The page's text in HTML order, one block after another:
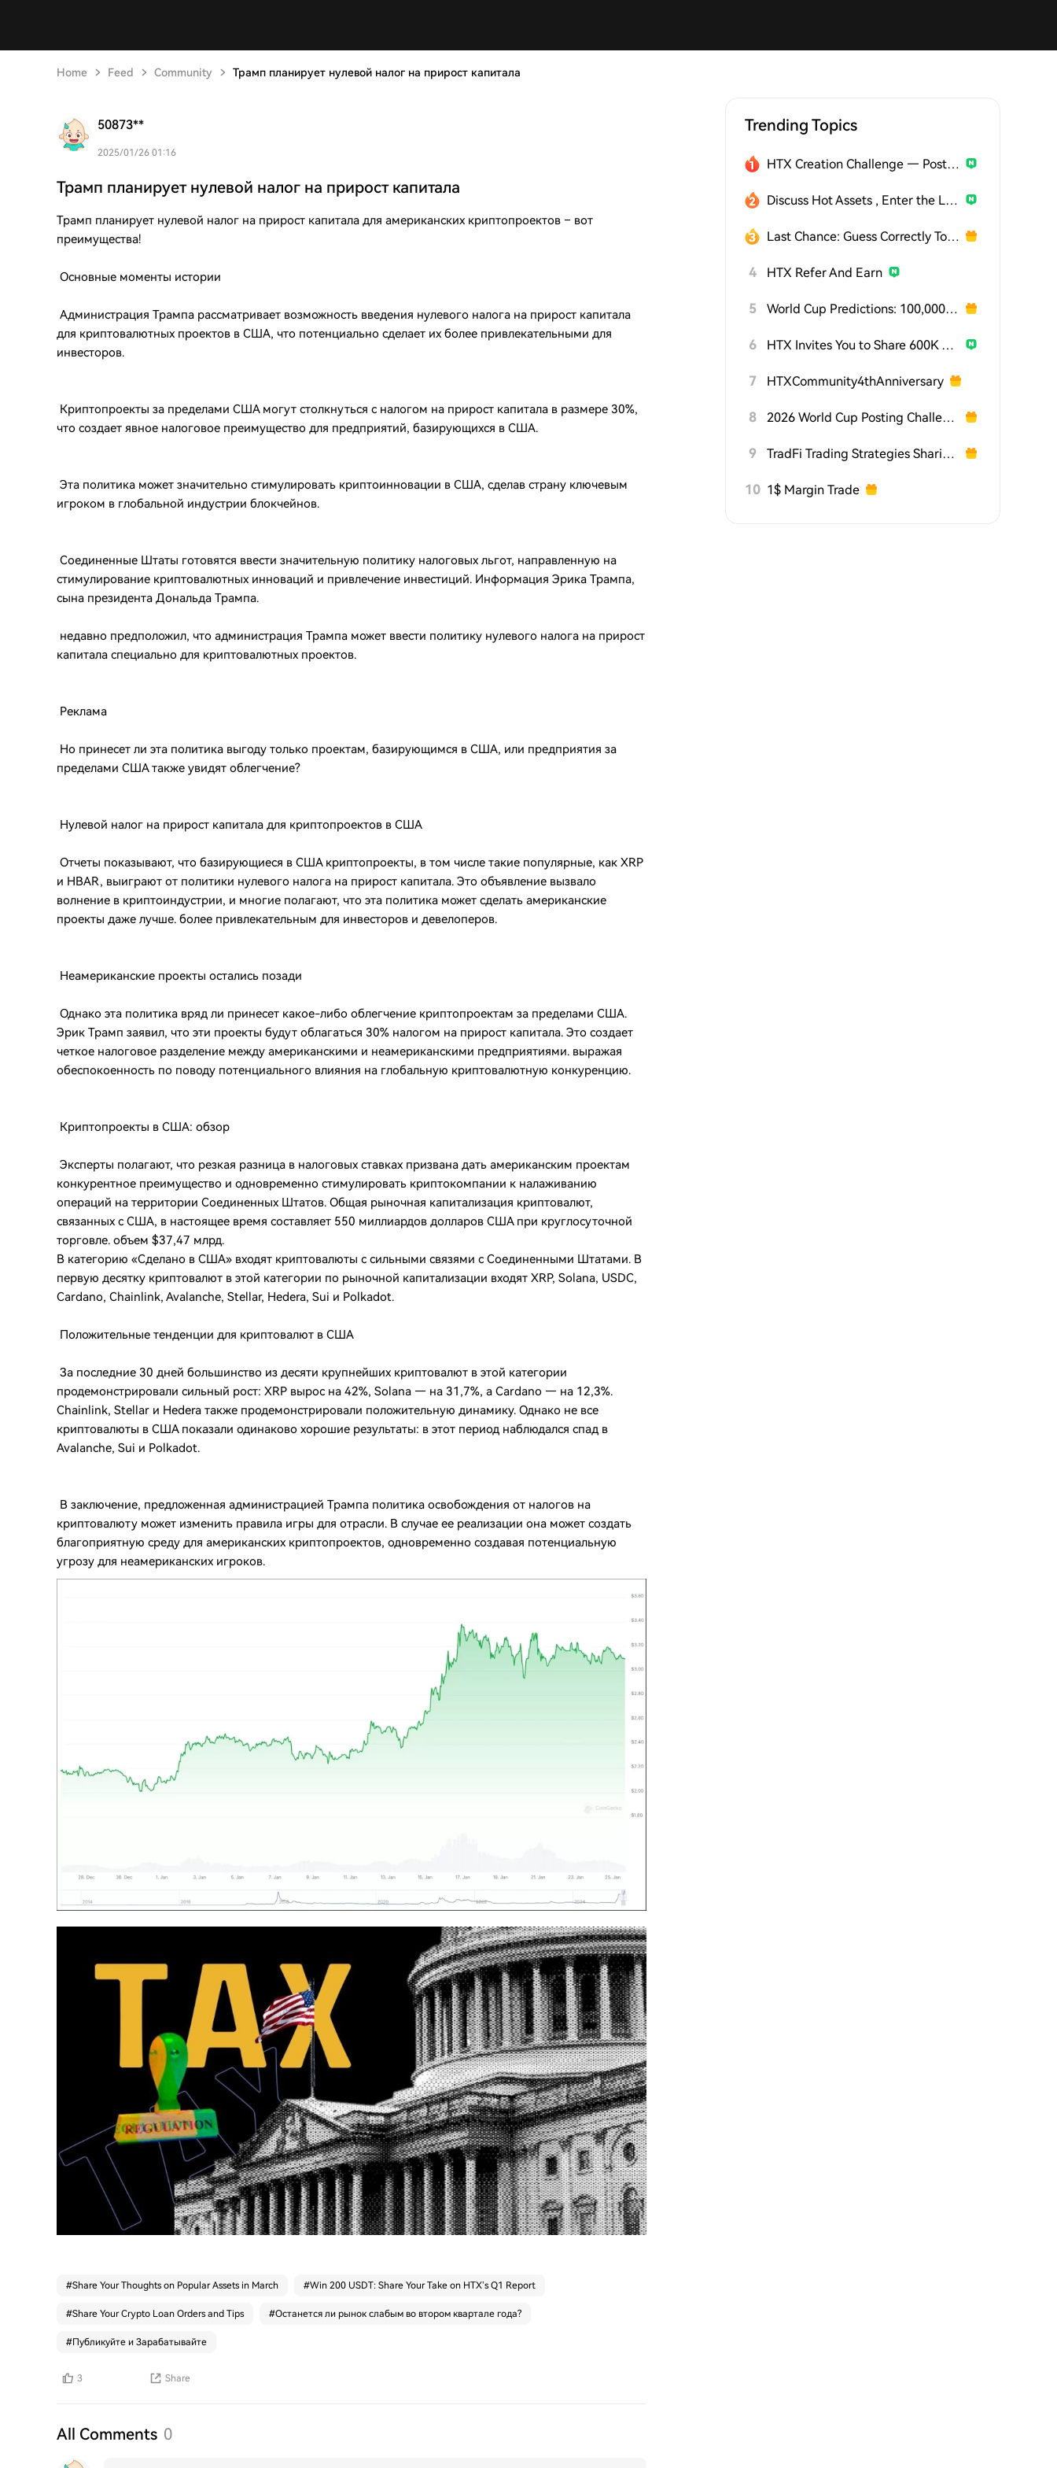
Home Feed Community Трамп планирует нулевой налог на прирост капитала
50873**
2025/01/26 01:16
Трамп планирует нулевой налог на прирост капитала
Трамп планирует нулевой налог на прирост капитала для американских криптопроектов – вот
преимущества!
Основные моменты истории
Администрация Трампа рассматривает возможность введения нулевого налога на прирост капитала
для криптовалютных проектов в США, что потенциально сделает их более привлекательными для
инвесторов.
Криптопроекты за пределами США могут столкнуться с налогом на прирост капитала в размере 30%,
что создает явное налоговое преимущество для предприятий, базирующихся в США.
Эта политика может значительно стимулировать криптоинновации в США, сделав страну ключевым
игроком в глобальной индустрии блокчейнов.
Соединенные Штаты готовятся ввести значительную политику налоговых льгот, направленную на
стимулирование криптовалютных инноваций и привлечение инвестиций. Информация Эрика Трампа,
сына президента Дональда Трампа.
недавно предположил, что администрация Трампа может ввести политику нулевого налога на прирост
капитала специально для криптовалютных проектов.
Реклама
Но принесет ли эта политика выгоду только проектам, базирующимся в США, или предприятия за
пределами США также увидят облегчение?
Нулевой налог на прирост капитала для криптопроектов в США
Отчеты показывают, что базирующиеся в США криптопроекты, в том числе такие популярные, как XRP
и HBAR, выиграют от политики нулевого налога на прирост капитала. Это объявление вызвало
волнение в криптоиндустрии, и многие полагают, что эта политика может сделать американские
проекты даже лучше. более привлекательным для инвесторов и девелоперов.
Неамериканские проекты остались позади
Однако эта политика вряд ли принесет какое-либо облегчение криптопроектам за пределами США.
Эрик Трамп заявил, что эти проекты будут облагаться 30% налогом на прирост капитала. Это создает
четкое налоговое разделение между американскими и неамериканскими предприятиями. выражая
обеспокоенность по поводу потенциального влияния на глобальную криптовалютную конкуренцию.
Криптопроекты в США: обзор
Эксперты полагают, что резкая разница в налоговых ставках призвана дать американским проектам
конкурентное преимущество и одновременно стимулировать криптокомпании к налаживанию
операций на территории Соединенных Штатов. Общая рыночная капитализация криптовалют,
связанных с США, в настоящее время составляет 550 миллиардов долларов США при круглосуточной
торговле. объем $37,47 млрд.
В категорию «Сделано в США» входят криптовалюты с сильными связями с Соединенными Штатами. В
первую десятку криптовалют в этой категории по рыночной капитализации входят XRP, Solana, USDC,
Cardano, Chainlink, Avalanche, Stellar, Hedera, Sui и Polkadot.
Положительные тенденции для криптовалют в США
За последние 30 дней большинство из десяти крупнейших криптовалют в этой категории
продемонстрировали сильный рост: XRP вырос на 42%, Solana — на 31,7%, а Cardano — на 12,3%.
Chainlink, Stellar и Hedera также продемонстрировали положительную динамику. Однако не все
криптовалюты в США показали одинаково хорошие результаты: в этот период наблюдался спад в
Avalanche, Sui и Polkadot.
В заключение, предложенная администрацией Трампа политика освобождения от налогов на
криптовалюту может изменить правила игры для отрасли. В случае ее реализации она может создать
благоприятную среду для американских криптопроектов, одновременно создавая потенциальную
угрозу для неамериканских игроков.
#Share Your Thoughts on Popular Assets in March #Win 200 USDT: Share Your Take on HTX’s Q1 Report
#Share Your Crypto Loan Orders and Tips #Останется ли рынок слабым во втором квартале года?
#Публикуйте и Зарабатывайте
3 Share
All Comments 0
Trending Topics
HTX Creation Challenge — Post and Win 1,500U
Discuss Hot Assets , Enter the Lucky Draw
Last Chance: Guess Correctly Today and Win More
4 HTX Refer And Earn
5 World Cup Predictions: 100,000 USDT Daily
6 HTX Invites You to Share 600K USDT in Gift Packs
7 HTXCommunity4thAnniversary
8 2026 World Cup Posting Challenge on HTX Square
9 TradFi Trading Strategies Sharing Challenge
10 1$ Margin Trade